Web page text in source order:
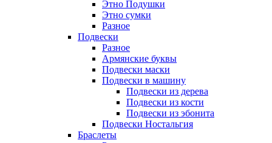
Этно Подушки
Этно сумки
Разное
Подвески
Разное
Армянские буквы
Подвески маски
Подвески в машину
Подвески из дерева
Подвески из кости
Подвески из эбонита
Подвески Ностальгия
Браслеты